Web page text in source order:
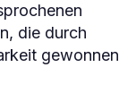
die durch
gewonnen